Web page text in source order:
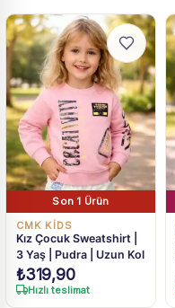
Son 1 Ürün
CMK KİDS
Kız Çocuk Sweatshirt |
3 Yaş | Pudra | Uzun Kol
₺319,90
Hızlı teslimat